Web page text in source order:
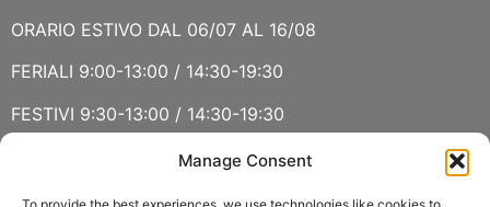
Manage Consent
ORARIO ESTIVO DAL 06/07 AL 16/08
FERIALI 9:00-13:00 / 14:30-19:30
FESTIVI 9:30-13:00 / 14:30-19:30